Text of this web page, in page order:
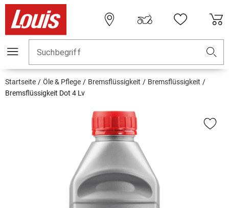
Suchbegriff
Startseite Öle & Pflege Bremsflüssigkeit
Bremsflüssigkeit
Bremsflüssigkeit Dot 4 Lv